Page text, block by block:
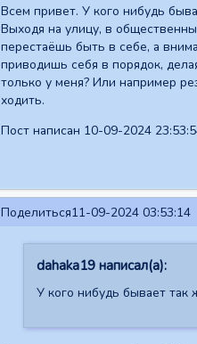
Всем привет. У кого нибудь
Выходя на улицу, в
перестаёшь быть в себе, а
приводишь себя в порядок,
только у меня? Или например
ходить.
Пост написан 10-09-2024
Поделиться11-09-2024 03:53:14
dahaka19 написал(а):
У кого нибудь бывает так